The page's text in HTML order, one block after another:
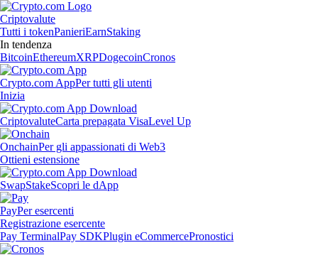
Criptovalute
Tutti i tokenPanieriEarnStaking
In tendenza
BitcoinEthereumXRPDogecoinCronos
Crypto.com AppPer tutti gli utenti
Inizia
CriptovaluteCarta prepagata VisaLevel Up
OnchainPer gli appassionati di Web3
Ottieni estensione
SwapStakeScopri le dApp
PayPer esercenti
Registrazione esercente
Pay TerminalPay SDKPlugin eCommercePronostici